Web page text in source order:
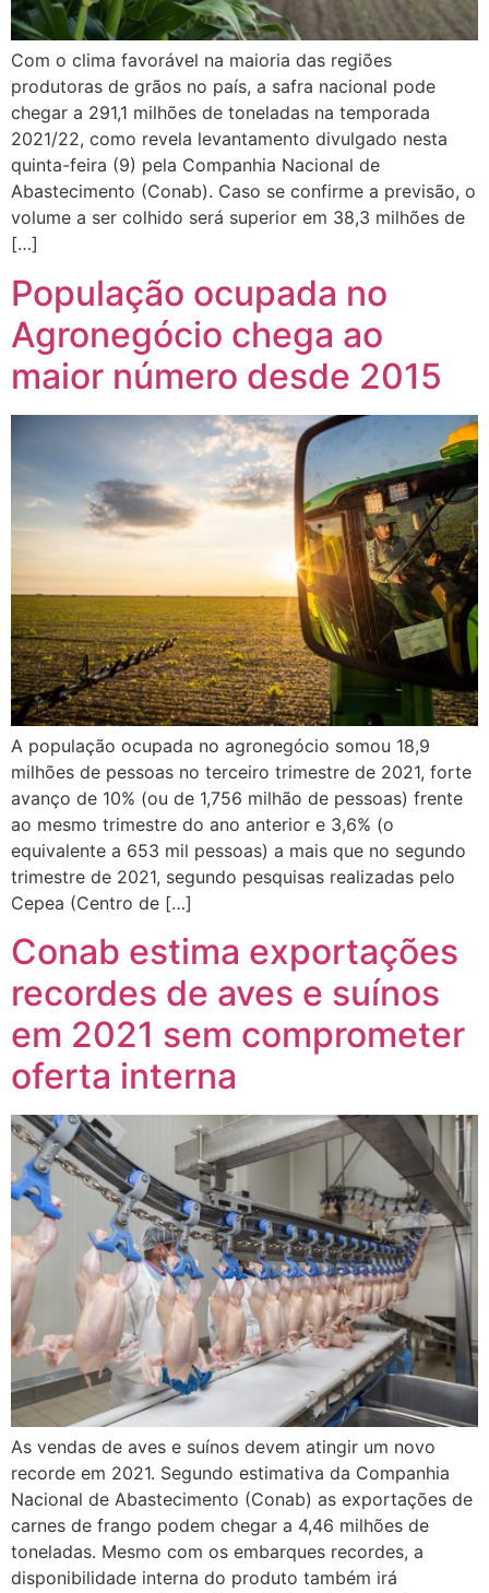
Com o clima favorável na maioria das regiões
produtoras de grãos no país, a safra nacional pode
chegar a 291,1 milhões de toneladas na temporada
2021/22, como revela levantamento divulgado nesta
quinta-feira (9) pela Companhia Nacional de
Abastecimento (Conab). Caso se confirme a previsão, o
volume a ser colhido será superior em 38,3 milhões de
[…]
População ocupada no
Agronegócio chega ao
maior número desde 2015
A população ocupada no agronegócio somou 18,9
milhões de pessoas no terceiro trimestre de 2021, forte
avanço de 10% (ou de 1,756 milhão de pessoas) frente
ao mesmo trimestre do ano anterior e 3,6% (o
equivalente a 653 mil pessoas) a mais que no segundo
trimestre de 2021, segundo pesquisas realizadas pelo
Cepea (Centro de […]
Conab estima exportações
recordes de aves e suínos
em 2021 sem comprometer
oferta interna
As vendas de aves e suínos devem atingir um novo
recorde em 2021. Segundo estimativa da Companhia
Nacional de Abastecimento (Conab) as exportações de
carnes de frango podem chegar a 4,46 milhões de
toneladas. Mesmo com os embarques recordes, a
disponibilidade interna do produto também irá